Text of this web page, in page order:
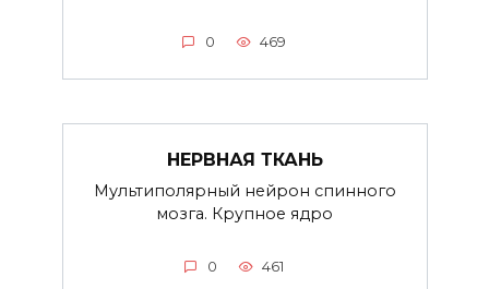
0 469
НЕРВНАЯ ТКАНЬ
Мультиполярный нейрон спинного
мозга. Крупное ядро
0 461